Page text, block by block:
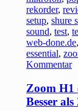
rekorder,
setup,shure
sound,test,
web-done.de
essential,
Kommentar
Zoom H1
Besser